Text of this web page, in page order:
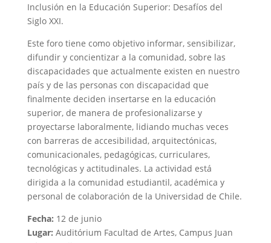
Inclusión en la Educación Superior: Desafíos del
Siglo XXI.
Este foro tiene como objetivo informar, sensibilizar,
difundir y concientizar a la comunidad, sobre las
discapacidades que actualmente existen en nuestro
país y de las personas con discapacidad que
finalmente deciden insertarse en la educación
superior, de manera de profesionalizarse y
proyectarse laboralmente, lidiando muchas veces
con barreras de accesibilidad, arquitectónicas,
comunicacionales, pedagógicas, curriculares,
tecnológicas y actitudinales. La actividad está
dirigida a la comunidad estudiantil, académica y
personal de colaboración de la Universidad de Chile.
Fecha: 12 de junio
Lugar: Auditórium Facultad de Artes, Campus Juan